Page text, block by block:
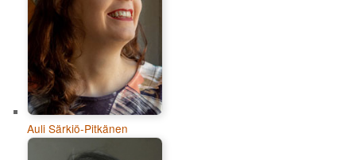
Auli Särkiö-Pitkänen